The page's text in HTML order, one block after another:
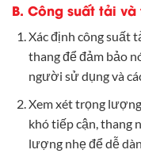
B. Công suất tải
Xác định công suất
thang để đảm bảo
người sử dụng và
Xem xét trọng
khó tiếp cận, thang
lượng nhẹ để dễ